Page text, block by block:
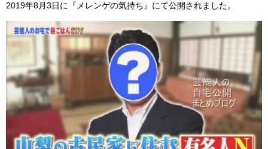
2019年8月3日に『メレンゲの気持ち』にて公開されました。